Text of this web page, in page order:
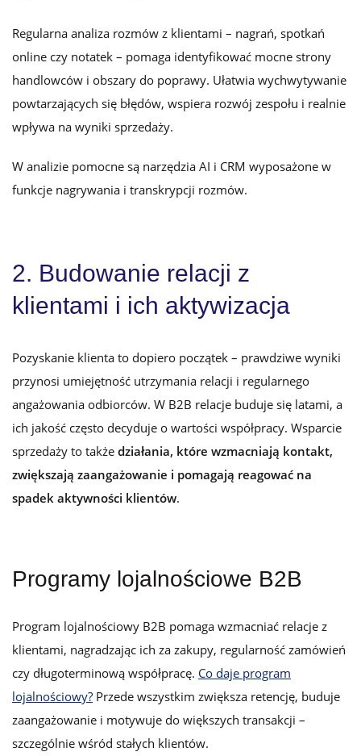
Regularna analiza rozmów z klientami – nagrań, spotkań
online czy notatek – pomaga identyfikować mocne strony
handlowców i obszary do poprawy. Ułatwia wychwytywanie
powtarzających się błędów, wspiera rozwój zespołu i realnie
wpływa na wyniki sprzedaży.
W analizie pomocne są narzędzia AI i CRM wyposażone w
funkcje nagrywania i transkrypcji rozmów.
2. Budowanie relacji z
klientami i ich aktywizacja
Pozyskanie klienta to dopiero początek – prawdziwe wyniki
przynosi umiejętność utrzymania relacji i regularnego
angażowania odbiorców. W B2B relacje buduje się latami, a
ich jakość często decyduje o wartości współpracy. Wsparcie
sprzedaży to także działania, które wzmacniają kontakt,
zwiększają zaangażowanie i pomagają reagować na
spadek aktywności klientów.
Programy lojalnościowe B2B
Program lojalnościowy B2B pomaga wzmacniać relacje z
klientami, nagradzając ich za zakupy, regularność zamówień
czy długoterminową współpracę. Co daje program
lojalnościowy? Przede wszystkim zwiększa retencję, buduje
zaangażowanie i motywuje do większych transakcji –
szczególnie wśród stałych klientów.